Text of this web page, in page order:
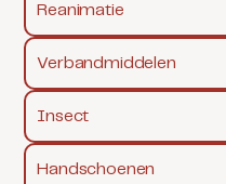
Reanimatie
Verbandmiddelen
Insect
Handschoenen